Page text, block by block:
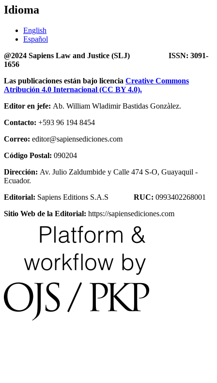
Idioma
English
Español
@2024 Sapiens Law and Justice (SLJ) ISSN: 3091-
1656
Las publicaciones están bajo licencia Creative Commons
Atribución 4.0 Internacional (CC BY 4.0).
Editor en jefe: Ab. William Wladimir Bastidas Gonzàlez.
Contacto: +593 96 194 8454
Correo: editor@sapiensediciones.com
Código Postal: 090204
Dirección: Av. Julio Zaldumbide y Calle 474 S-O, Guayaquil -
Ecuador.
Editorial: Sapiens Editions S.A.S RUC: 0993402268001
Sitio Web de la Editorial: https://sapiensediciones.com